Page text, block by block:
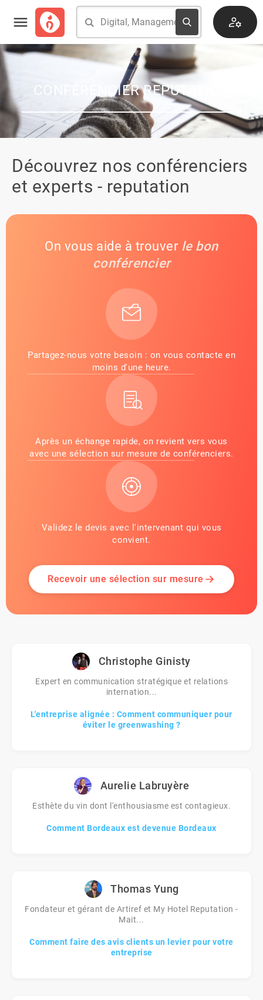
CONFÉRENCIER REPUTATION
Découvrez nos conférenciers
et experts - reputation
On vous aide à trouver le bon
conférencier
Partagez-nous votre besoin : on vous contacte en
moins d'une heure.
Après un échange rapide, on revient vers vous
avec une sélection sur mesure de conférenciers.
Validez le devis avec l'intervenant qui vous
convient.
Recevoir une sélection sur mesure
Christophe Ginisty
Expert en communication stratégique et relations
internation...
L'entreprise alignée : Comment communiquer pour
éviter le greenwashing ?
Aurelie Labruyère
Esthète du vin dont l'enthousiasme est contagieux.
Comment Bordeaux est devenue Bordeaux
Thomas Yung
Fondateur et gérant de Artiref et My Hotel Reputation -
Mait...
Comment faire des avis clients un levier pour votre
entreprise